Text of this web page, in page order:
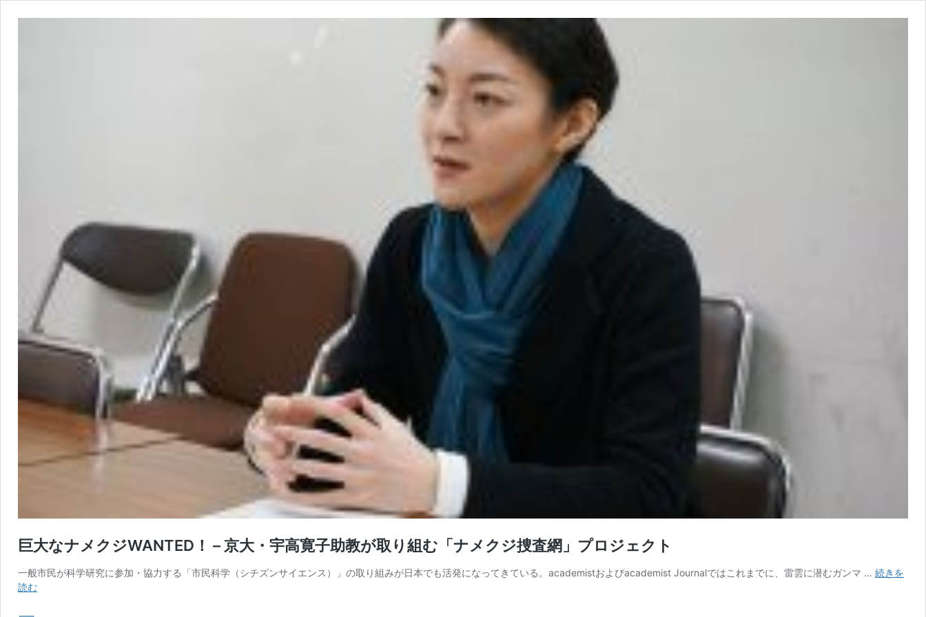
巨大なナメクジWANTED！ – 京大・宇高寛子助教が取り組む「ナメクジ捜査網」プロジェクト
一般市民が科学研究に参加・協力する「市民科学（シチズンサイエンス）」の取り組みが日本でも活発になってきている。academistおよびacademist Journalではこれまでに、雷雲に潜むガンマ … 続きを
読む巨